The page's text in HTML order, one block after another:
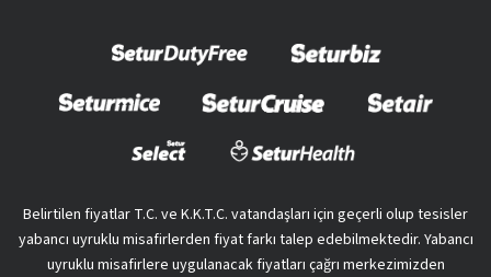
Belirtilen fiyatlar T.C. ve K.K.T.C. vatandaşları için geçerli olup tesisler
yabancı uyruklu misafirlerden fiyat farkı talep edebilmektedir. Yabancı
uyruklu misafirlere uygulanacak fiyatları çağrı merkezimizden